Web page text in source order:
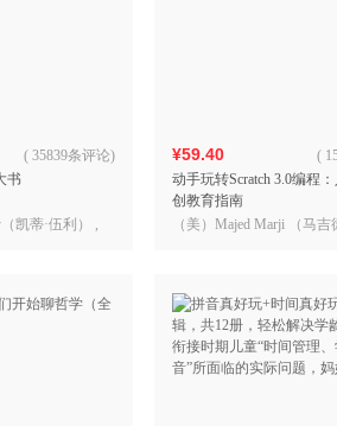
书
( 35839条评论)
（凯蒂·伍利） ,
¥59.40
动手玩转Scratch 3.0编程
创教育指南
(
（美）Majed Marji （马吉